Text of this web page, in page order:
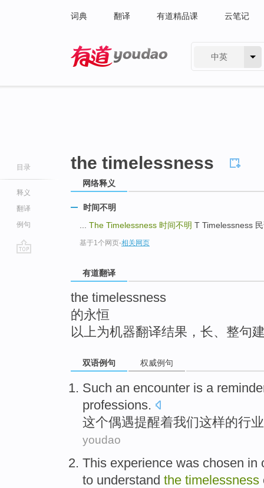
词典 翻译 有道精品课 云笔记
中英
目录
释义
翻译
例句
the timelessness
网络释义
时间不明
The Timelessness 时间不明 T Timelessness
基于1个网页-相关网页
有道翻译
the timelessness
的永恒
以上为机器翻译结果，长、整句
双语例句 权威例句
Such an encounter is a
professions.
这个偶遇提醒着我们这样的行业
youdao
This experience was chosen in
to understand the timelessness